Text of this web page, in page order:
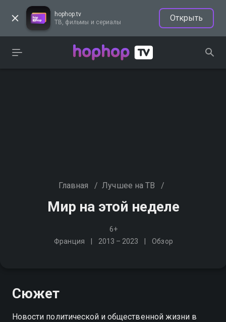
hophop.tv
ТВ, фильмы и сериалы
Открыть
Главная / Лучшее на ТВ /
Мир на этой неделе
6+
Франция
2013 – 2023 Обзор
Сюжет
Новости политической и общественной жизни в